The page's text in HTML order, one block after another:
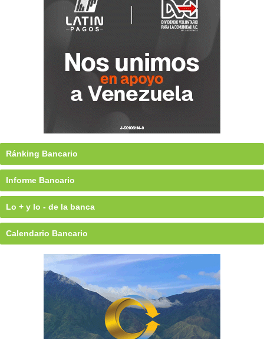
Ránking Bancario
Informe Bancario
Lo + y lo - de la banca
Calendario Bancario